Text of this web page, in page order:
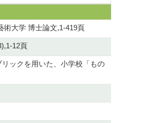
術大学 博士論文,1-419頁
12頁
ックを用いた、小学校「もの